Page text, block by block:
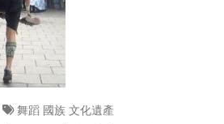
舞蹈 國族文化遺產